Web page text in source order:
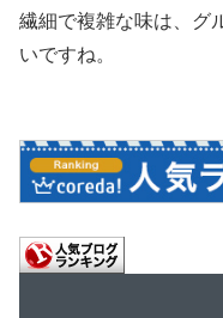
繊細で複雑な味は、グ
いですね。